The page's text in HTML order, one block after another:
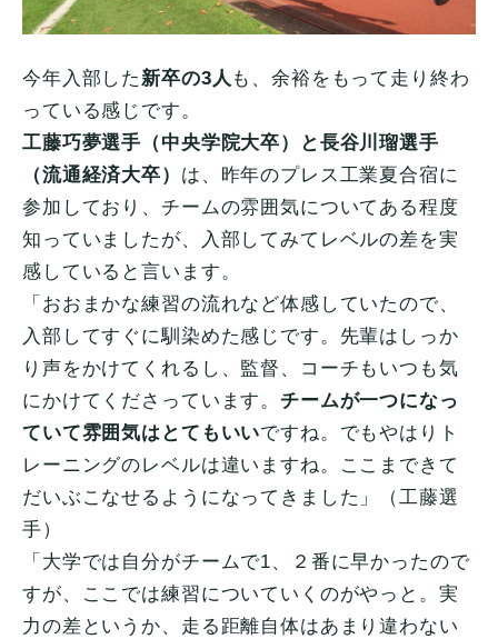
今年入部した新卒の3人 も、余裕をもって走り終わ
っている感じです。
工藤巧夢選手（中央学院大卒）と長谷川瑠選手
（流通経済大卒） は、昨年のプレス工業夏合宿に
参加しており、チームの雰囲気についてある程度
知っていましたが、入部してみてレベルの差を実
感していると言います。
「おおまかな練習の流れなど体感していたので、
入部してすぐに馴染めた感じです。先輩はしっか
り声をかけてくれるし、監督、コーチもいつも気
にかけてくださっています。チームが一つになっ
ていて雰囲気はとてもいいですね。でもやはりト
レーニングのレベルは違いますね。ここまできて
だいぶこなせるようになってきました」（工藤選
手）
「大学では自分がチームで1、２番に早かったので
すが、ここでは練習についていくのがやっと。実
力の差というか、走る距離自体はあまり違わない